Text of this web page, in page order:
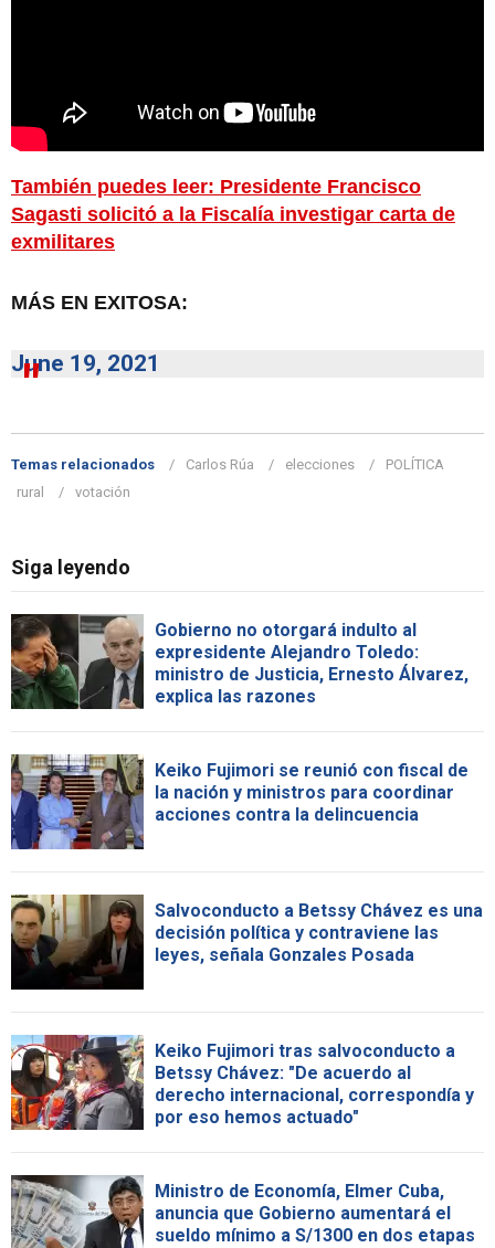
También puedes leer: Presidente Francisco
Sagasti solicitó a la Fiscalía investigar carta de
exmilitares
MÁS EN EXITOSA:
June 19, 2021
Temas relacionados Carlos Rúa elecciones
POLÍTICA
rural
votación
Siga leyendo
Gobierno no otorgará indulto al
expresidente Alejandro Toledo:
ministro de Justicia, Ernesto Álvarez,
explica las razones
Keiko Fujimori se reunió con fiscal de
la nación y ministros para coordinar
acciones contra la delincuencia
Salvoconducto a Betssy Chávez es una
decisión política y contraviene las
leyes, señala Gonzales Posada
Keiko Fujimori tras salvoconducto a
Betssy Chávez: "De acuerdo al
derecho internacional, correspondía y
por eso hemos actuado"
Ministro de Economía, Elmer Cuba,
anuncia que Gobierno aumentará el
sueldo mínimo a S/1300 en dos etapas